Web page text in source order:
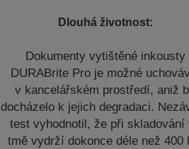
Dlouhá životnost:
Dokumenty vytištěné inkousty
DURABrite Pro je možné
v kancelářském prostředí, aniž
docházelo k jejich degradaci.
test vyhodnotil, že při skladování
tmě vydrží dokonce déle než 400